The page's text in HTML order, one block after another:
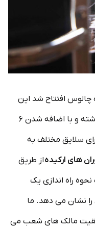
چالوس افتتاح شد این
رستوران همیشه یک روند رو به جلو داشته و با اضافه شدن ۶
سلایق مختلف به
های ارکیدهاز طریق
راه اندازی یک
نشان می دهد. ما
مالک های شعب می